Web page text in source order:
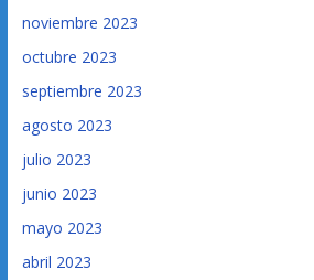
noviembre 2023
octubre 2023
septiembre 2023
agosto 2023
julio 2023
junio 2023
mayo 2023
abril 2023